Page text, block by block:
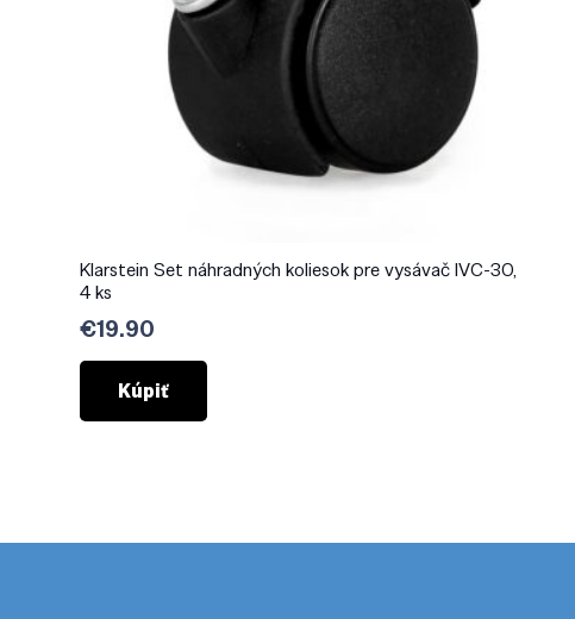
Klarstein Set náhradných koliesok pre vysávač IVC-30,
4 ks
€19.90
Kúpiť